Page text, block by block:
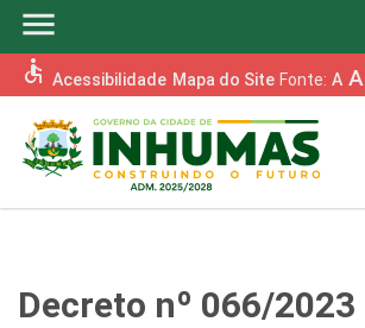
menu
accessible Acessibilidade Mapa do Site Fonte: A A
Decreto nº 066/2023